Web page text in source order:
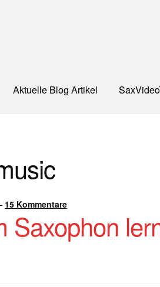
Aktuelle Blog Artikel
Partner
15 Kommentare
Saxophon